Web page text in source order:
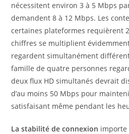
nécessitent environ 3 à 5 Mbps
demandent 8 à 12 Mbps. Les
certaines plateformes requièrent
chiffres se multiplient
regardent simultanément
famille de quatre personnes
deux flux HD simultanés devrait
d’au moins 50 Mbps pour
satisfaisant même pendant les
La stabilité de connexion